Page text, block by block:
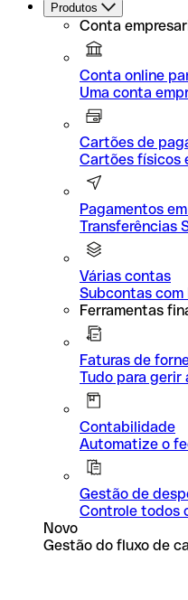
Produtos
Conta
Conta online
Uma conta
Cartões de
Cartões físicos
Pagamentos
Transferências
Várias contas
Subcontas
Ferramentas
Faturas de
Tudo para gerir
Contabilidade
Automatize o
Gestão de
Controle todos
Novo
Gestão do fluxo de